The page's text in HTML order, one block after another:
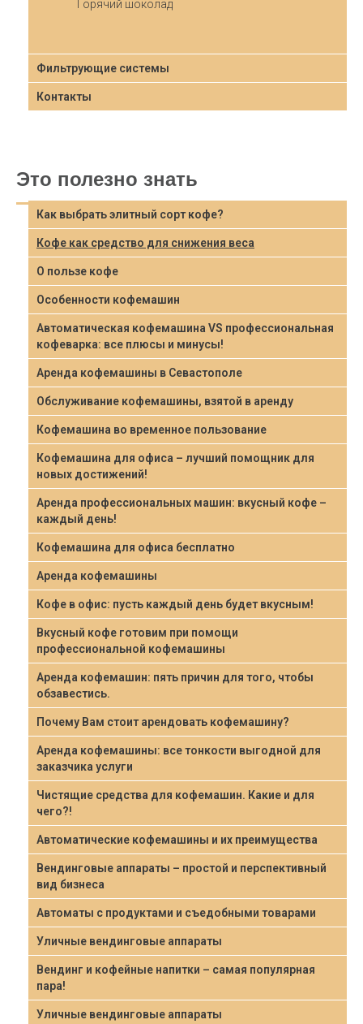
Горячий шоколад
Фильтрующие системы
Контакты
Это полезно знать
Как выбрать элитный сорт кофе?
Кофе как средство для снижения веса
О пользе кофе
Особенности кофемашин
Автоматическая кофемашина VS профессиональная
кофеварка: все плюсы и минусы!
Аренда кофемашины в Севастополе
Обслуживание кофемашины, взятой в аренду
Кофемашина во временное пользование
Кофемашина для офиса – лучший помощник для
новых достижений!
Аренда профессиональных машин: вкусный кофе –
каждый день!
Кофемашина для офиса бесплатно
Аренда кофемашины
Кофе в офис: пусть каждый день будет вкусным!
Вкусный кофе готовим при помощи
профессиональной кофемашины
Аренда кофемашин: пять причин для того, чтобы
обзавестись.
Почему Вам стоит арендовать кофемашину?
Аренда кофемашины: все тонкости выгодной для
заказчика услуги
Чистящие средства для кофемашин. Какие и для
чего?!
Автоматические кофемашины и их преимущества
Вендинговые аппараты – простой и перспективный
вид бизнеса
Автоматы с продуктами и съедобными товарами
Уличные вендинговые аппараты
Вендинг и кофейные напитки – самая популярная
пара!
Уличные вендинговые аппараты